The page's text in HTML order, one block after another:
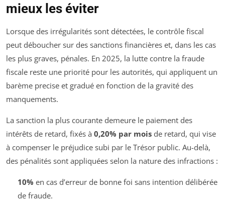
mieux les éviter
Lorsque des irrégularités sont détectées, le contrôle fiscal
peut déboucher sur des sanctions financières et, dans les cas
les plus graves, pénales. En 2025, la lutte contre la fraude
fiscale reste une priorité pour les autorités, qui appliquent un
barème precise et gradué en fonction de la gravité des
manquements.
La sanction la plus courante demeure le paiement des
intérêts de retard, fixés à 0,20% par mois de retard, qui vise
à compenser le préjudice subi par le Trésor public. Au-delà,
des pénalités sont appliquées selon la nature des infractions :
10% en cas d’erreur de bonne foi sans intention délibérée
de fraude.